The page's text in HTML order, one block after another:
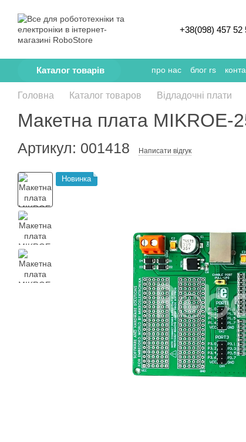
+38(098) 457 52
Каталог товарів про нас блог rs
Головна Каталог товаров Відладочні плати
Макетна плата MIKROE-
Артикул: 001418 Написати відгук
Новинка